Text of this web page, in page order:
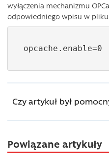
wyłączenia mechanizmu
odpowiedniego wpisu w pliku
opcache.enable=0
Czy artykuł był
Powiązane artykuły